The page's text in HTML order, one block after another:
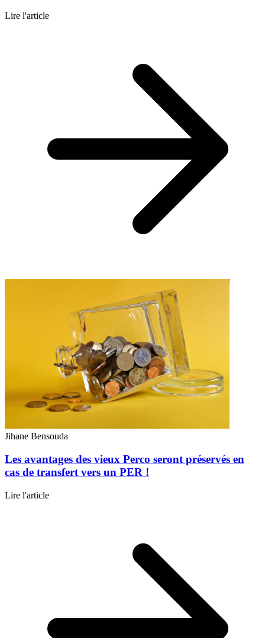
Lire l'article
Jihane Bensouda
Les avantages des vieux Perco seront préservés en
cas de transfert vers un PER !
Lire l'article